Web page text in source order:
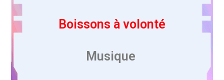
Boissons à volonté
Musique